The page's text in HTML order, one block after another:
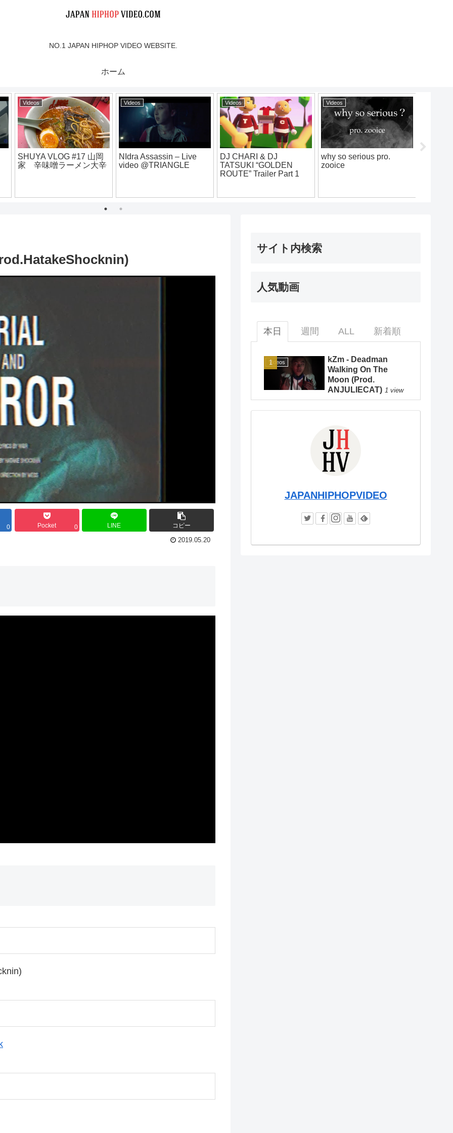
NO.1 JAPAN HIPHOP VIDEO WEBSITE.
ホーム
Videos
SHUYA VLOG #17 山岡
家 辛味噌ラーメン大辛
Videos
NIdra Assassin – Live
video @TRIANGLE
Videos
DJ CHARI & DJ
TATSUKI “GOLDEN
ROUTE” Trailer Part 1
Videos
why so serious pro.
zooice
0 Pocket 0 LINE コピー
2019.05.20
サイト内検索
人気動画
本日 週間 ALL 新着順
Videos
kZm - Deadman
Walking On The
Moon (Prod.
ANJULIECAT) 1 view
JAPANHIPHOPVIDEO